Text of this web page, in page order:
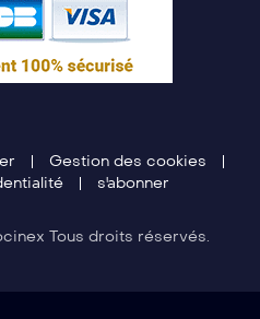
Gestion des cookies
s'abonner
Tous droits réservés.